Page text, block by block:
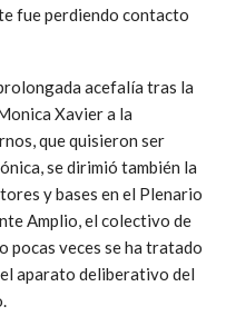
fue perdiendo contacto
acefalía tras la
Xavier a la
que quisieron ser
se dirimió también la
y bases en el Plenario
Amplio, el colectivo de
pocas veces se ha tratado
aparato deliberativo del